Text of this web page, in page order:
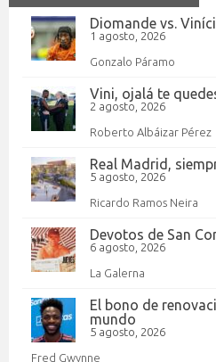
Diomande vs.
1 agosto, 2026
Gonzalo Páramo
Vini, ojalá te
2 agosto, 2026
Roberto Albáizar Pérez
Real Madrid,
5 agosto, 2026
Ricardo Ramos Neira
Devotos de San
6 agosto, 2026
La Galerna
El bono de
mundo
5 agosto, 2026
Fred Gwynne